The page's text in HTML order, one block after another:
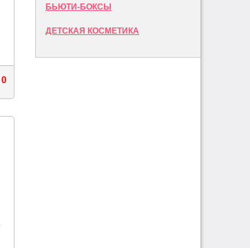
0
БЬЮТИ-БОКСЫ
ДЕТСКАЯ КОСМЕТИКА